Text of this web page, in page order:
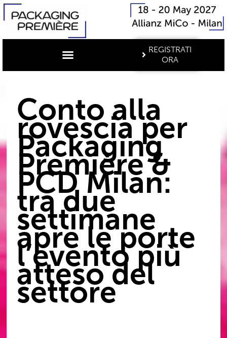
REGISTRATI
ORA
Conto alla
rovescia per
Packaging
Première &
PCD Milan:
tra due
settimane
apre le porte
l’evento più
atteso del
settore